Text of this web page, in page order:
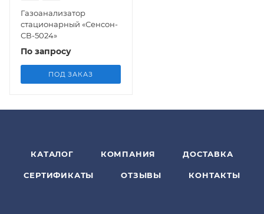
Газоанализатор
стационарный «Сенсон-
СВ-5024»
По запросу
ПОД ЗАКАЗ
КАТАЛОГ КОМПАНИЯ ДОСТАВКА
СЕРТИФИКАТЫ ОТЗЫВЫ КОНТАКТЫ